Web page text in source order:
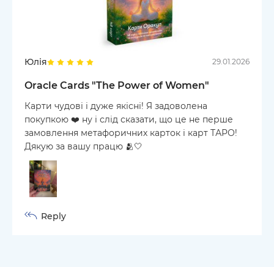
Юлія 29.01.2026
Oracle Cards "The Power of Women"
Карти чудові і дуже якісні! Я задоволена
покупкою ❤️ ну і слід сказати, що це не перше
замовлення метафоричних карток і карт ТАРО!
Дякую за вашу працю 🫂🤍
Reply